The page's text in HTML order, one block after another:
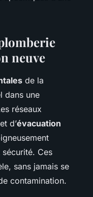
neuve
de la
dans une
réseaux
d’évacuation
Ces
sans jamais se
contamination.